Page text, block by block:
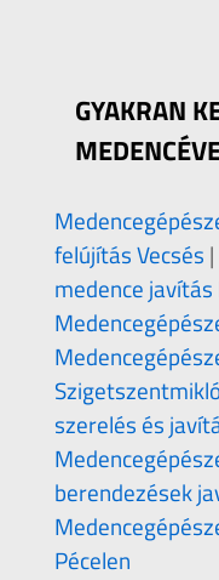
GYAKRAN
felújítás Vecsés |
medence
szerelés és
berendezések
Pécelen